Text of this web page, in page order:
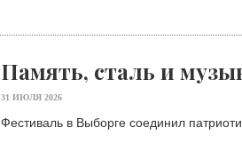
Память, сталь и
31 ИЮЛЯ 2026
Фестиваль в Выборге соединил